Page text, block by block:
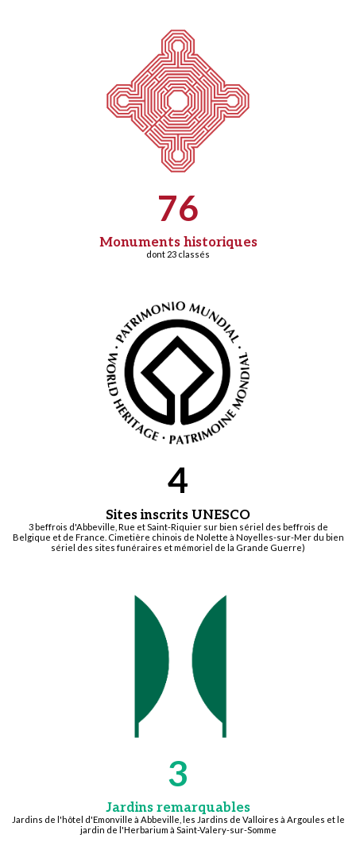
76
Monuments historiques
dont 23 classés
4
Sites inscrits UNESCO
3 beffrois d'Abbeville, Rue et Saint-Riquier sur bien sériel des beffrois de
Belgique et de France. Cimetière chinois de Nolette à Noyelles-sur-Mer du bien
sériel des sites funéraires et mémoriel de la Grande Guerre)
3
Jardins remarquables
Jardins de l'hôtel d'Emonville à Abbeville, les Jardins de Valloires à Argoules et le
jardin de l'Herbarium à Saint-Valery-sur-Somme